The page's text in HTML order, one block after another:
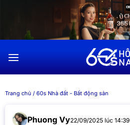
dung
Trang chủ / 60s Nhà đất - Bất động sản
Phuong Vy22/09/2025 lúc 14:39